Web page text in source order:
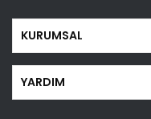
KURUMSAL
YARDIM